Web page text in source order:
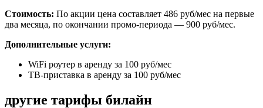
Стоимость: По акции цена составляет 486 руб/мес на первые
два месяца, по окончании промо-периода — 900 руб/мес.
Дополнительные услуги:
WiFi роутер в аренду за 100 руб/мес
ТВ-приставка в аренду за 100 руб/мес
другие тарифы билайн